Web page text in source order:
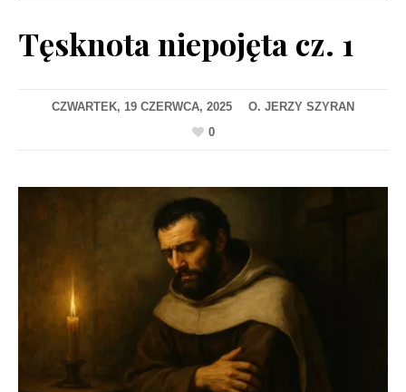
Tęsknota niepojęta cz. 1
CZWARTEK, 19 CZERWCA, 2025
0